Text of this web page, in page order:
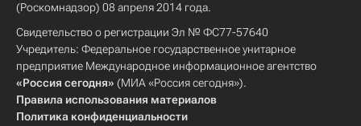
(Роскомнадзор) 08 апреля 2014 года.
Свидетельство о регистрации Эл № ФС77-57640
Учредитель: Федеральное государственное унитарное
предприятие Международное информационное агентство
«Россия сегодня» (МИА «Россия сегодня»).
Правила использования материалов
Политика конфиденциальности